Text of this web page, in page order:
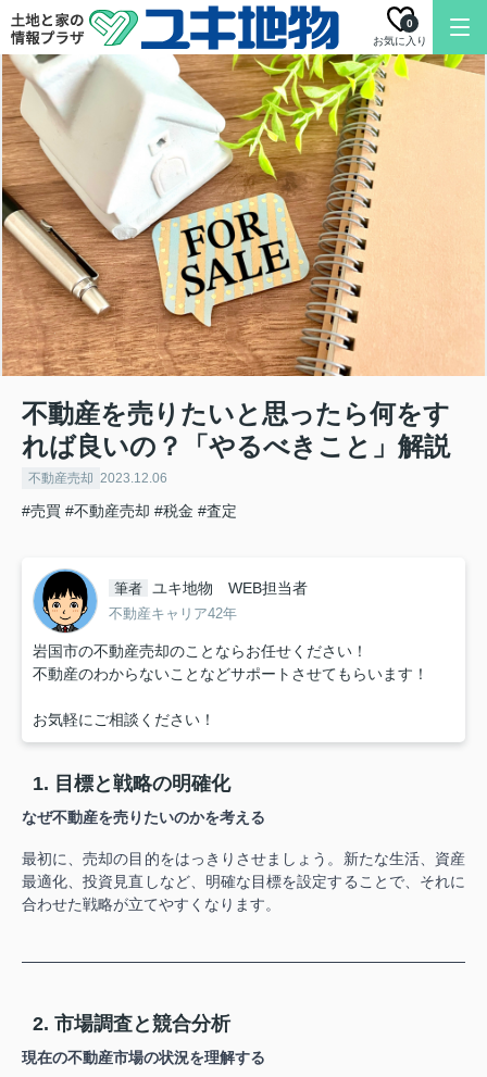
お気に入り
0
不動産を売りたいと思ったら何をす
れば良いの？「やるべきこと」解説
不動産売却 2023.12.06
#売買 #不動産売却 #税金 #査定
筆者 ユキ地物 WEB担当者
不動産キャリア42年
岩国市の不動産売却のことならお任せください！
不動産のわからないことなどサポートさせてもらいます！
お気軽にご相談ください！
1. 目標と戦略の明確化
なぜ不動産を売りたいのかを考える
最初に、売却の目的をはっきりさせましょう。 新たな生活、資産
最適化、投資見直しなど、明確な目標を設定することで、 それに
合わせた戦略が立てやすくなります。
2. 市場調査と競合分析
現在の不動産市場の状況を理解する